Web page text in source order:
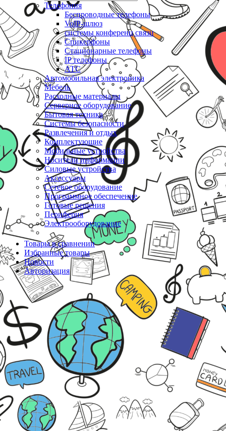
Телефония
Беспроводные телефоны
VoIP-шлюз
системы конференц связи
Спикерфоны
Стационарные телефоны
IP телефоны
АТС
Автомобильная электроника
Мебель
Расходные материалы
Серверное оборудование
Бытовая техника
Системы безопасности
Развлечения и отдых
Комплектующие
Мобильные устройства
Носители информации
Силовые устройства
Аксессуары
Сетевое оборудование
Программное обеспечение
Готовые решения
Периферия
Электрооборудование
Товары в сравнении
Избранные товары
Новости
Авторизация